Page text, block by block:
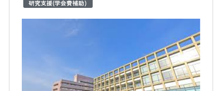
研究支援(学会費補助)